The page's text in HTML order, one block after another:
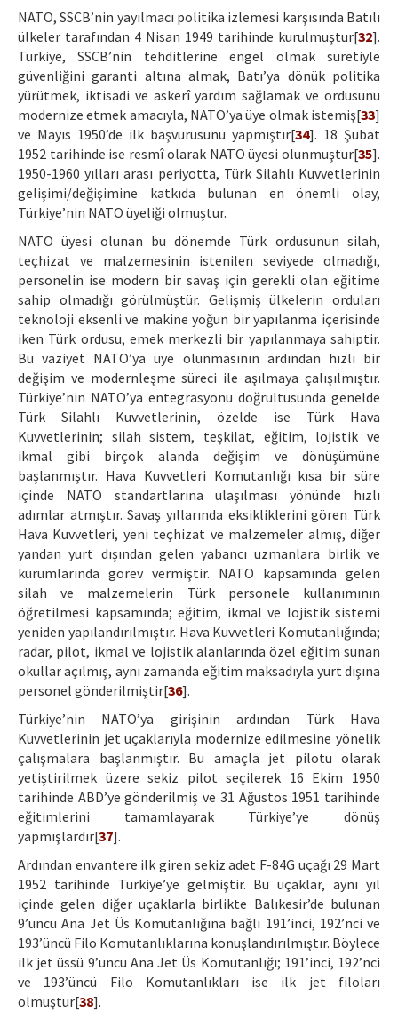
NATO, SSCB’nin yayılmacı politika izlemesi karşısında Batılı
ülkeler tarafından 4 Nisan 1949 tarihinde kurulmuştur[32].
Türkiye, SSCB’nin tehditlerine engel olmak suretiyle
güvenliğini garanti altına almak, Batı’ya dönük politika
yürütmek, iktisadi ve askerî yardım sağlamak ve ordusunu
modernize etmek amacıyla, NATO’ya üye olmak istemiş[33]
ve Mayıs 1950’de ilk başvurusunu yapmıştır[34]. 18 Şubat
1952 tarihinde ise resmî olarak NATO üyesi olunmuştur[35].
1950-1960 yılları arası periyotta, Türk Silahlı Kuvvetlerinin
gelişimi/değişimine katkıda bulunan en önemli olay,
Türkiye’nin NATO üyeliği olmuştur.
NATO üyesi olunan bu dönemde Türk ordusunun silah,
teçhizat ve malzemesinin istenilen seviyede olmadığı,
personelin ise modern bir savaş için gerekli olan eğitime
sahip olmadığı görülmüştür. Gelişmiş ülkelerin orduları
teknoloji eksenli ve makine yoğun bir yapılanma içerisinde
iken Türk ordusu, emek merkezli bir yapılanmaya sahiptir.
Bu vaziyet NATO’ya üye olunmasının ardından hızlı bir
değişim ve modernleşme süreci ile aşılmaya çalışılmıştır.
Türkiye’nin NATO’ya entegrasyonu doğrultusunda genelde
Türk Silahlı Kuvvetlerinin, özelde ise Türk Hava
Kuvvetlerinin; silah sistem, teşkilat, eğitim, lojistik ve
ikmal gibi birçok alanda değişim ve dönüşümüne
başlanmıştır. Hava Kuvvetleri Komutanlığı kısa bir süre
içinde NATO standartlarına ulaşılması yönünde hızlı
adımlar atmıştır. Savaş yıllarında eksikliklerini gören Türk
Hava Kuvvetleri, yeni teçhizat ve malzemeler almış, diğer
yandan yurt dışından gelen yabancı uzmanlara birlik ve
kurumlarında görev vermiştir. NATO kapsamında gelen
silah ve malzemelerin Türk personele kullanımının
öğretilmesi kapsamında; eğitim, ikmal ve lojistik sistemi
yeniden yapılandırılmıştır. Hava Kuvvetleri Komutanlığında;
radar, pilot, ikmal ve lojistik alanlarında özel eğitim sunan
okullar açılmış, aynı zamanda eğitim maksadıyla yurt dışına
personel gönderilmiştir[36].
Türkiye’nin NATO’ya girişinin ardından Türk Hava
Kuvvetlerinin jet uçaklarıyla modernize edilmesine yönelik
çalışmalara başlanmıştır. Bu amaçla jet pilotu olarak
yetiştirilmek üzere sekiz pilot seçilerek 16 Ekim 1950
tarihinde ABD’ye gönderilmiş ve 31 Ağustos 1951 tarihinde
eğitimlerini tamamlayarak Türkiye’ye dönüş
yapmışlardır[37].
Ardından envantere ilk giren sekiz adet F-84G uçağı 29 Mart
1952 tarihinde Türkiye’ye gelmiştir. Bu uçaklar, aynı yıl
içinde gelen diğer uçaklarla birlikte Balıkesir’de bulunan
9’uncu Ana Jet Üs Komutanlığına bağlı 191’inci, 192’nci ve
193’üncü Filo Komutanlıklarına konuşlandırılmıştır. Böylece
ilk jet üssü 9’uncu Ana Jet Üs Komutanlığı; 191’inci, 192’nci
ve 193’üncü Filo Komutanlıkları ise ilk jet filoları
olmuştur[38].